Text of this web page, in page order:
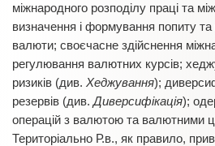
міжнародного розподілу праці та
визначення і формування попиту та
валюти; своєчасне здійснення
регулювання валютних курсів;
ризиків (див. Хеджування);
резервів (див. Диверсифікація);
операцій з валютою та валютними
Територіально Р.в., як правило,